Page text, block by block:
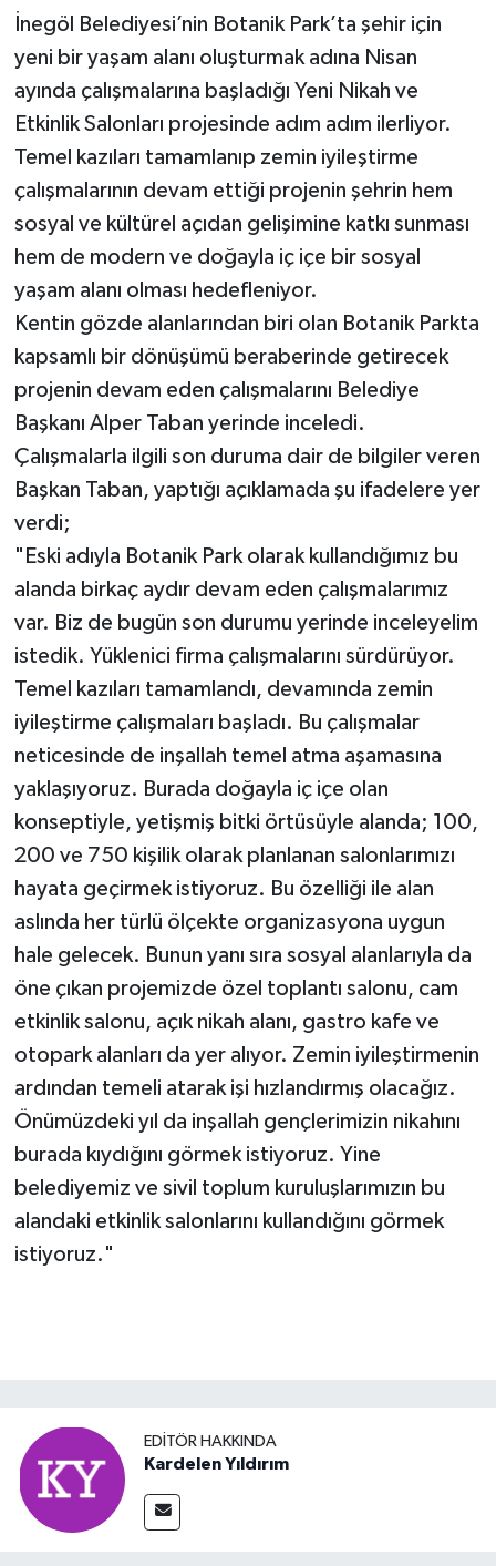
İnegöl Belediyesi’nin Botanik Park’ta şehir için
yeni bir yaşam alanı oluşturmak adına Nisan
ayında çalışmalarına başladığı Yeni Nikah ve
Etkinlik Salonları projesinde adım adım ilerliyor.
Temel kazıları tamamlanıp zemin iyileştirme
çalışmalarının devam ettiği projenin şehrin hem
sosyal ve kültürel açıdan gelişimine katkı sunması
hem de modern ve doğayla iç içe bir sosyal
yaşam alanı olması hedefleniyor.
Kentin gözde alanlarından biri olan Botanik Parkta
kapsamlı bir dönüşümü beraberinde getirecek
projenin devam eden çalışmalarını Belediye
Başkanı Alper Taban yerinde inceledi.
Çalışmalarla ilgili son duruma dair de bilgiler veren
Başkan Taban, yaptığı açıklamada şu ifadelere yer
verdi;
"Eski adıyla Botanik Park olarak kullandığımız bu
alanda birkaç aydır devam eden çalışmalarımız
var. Biz de bugün son durumu yerinde inceleyelim
istedik. Yüklenici firma çalışmalarını sürdürüyor.
Temel kazıları tamamlandı, devamında zemin
iyileştirme çalışmaları başladı. Bu çalışmalar
neticesinde de inşallah temel atma aşamasına
yaklaşıyoruz. Burada doğayla iç içe olan
konseptiyle, yetişmiş bitki örtüsüyle alanda; 100,
200 ve 750 kişilik olarak planlanan salonlarımızı
hayata geçirmek istiyoruz. Bu özelliği ile alan
aslında her türlü ölçekte organizasyona uygun
hale gelecek. Bunun yanı sıra sosyal alanlarıyla da
öne çıkan projemizde özel toplantı salonu, cam
etkinlik salonu, açık nikah alanı, gastro kafe ve
otopark alanları da yer alıyor. Zemin iyileştirmenin
ardından temeli atarak işi hızlandırmış olacağız.
Önümüzdeki yıl da inşallah gençlerimizin nikahını
burada kıydığını görmek istiyoruz. Yine
belediyemiz ve sivil toplum kuruluşlarımızın bu
alandaki etkinlik salonlarını kullandığını görmek
istiyoruz."
EDITÖR HAKKINDA
Kardelen Yıldırım